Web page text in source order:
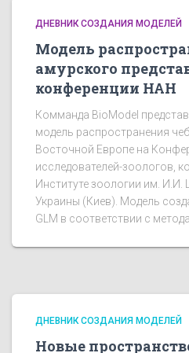
ДНЕВНИК СОЗДАНИЯ МОДЕЛЕЙ
Модель
амурского
конференции НАН
Комманда BioModel
модель распространения
Восточной Европе на
исследователей-зоологов,
Институте зоологии им.
Украины (Киев). Модель
GLM в соответствии с
ДНЕВНИК СОЗДАНИЯ МОДЕЛЕЙ
Новые